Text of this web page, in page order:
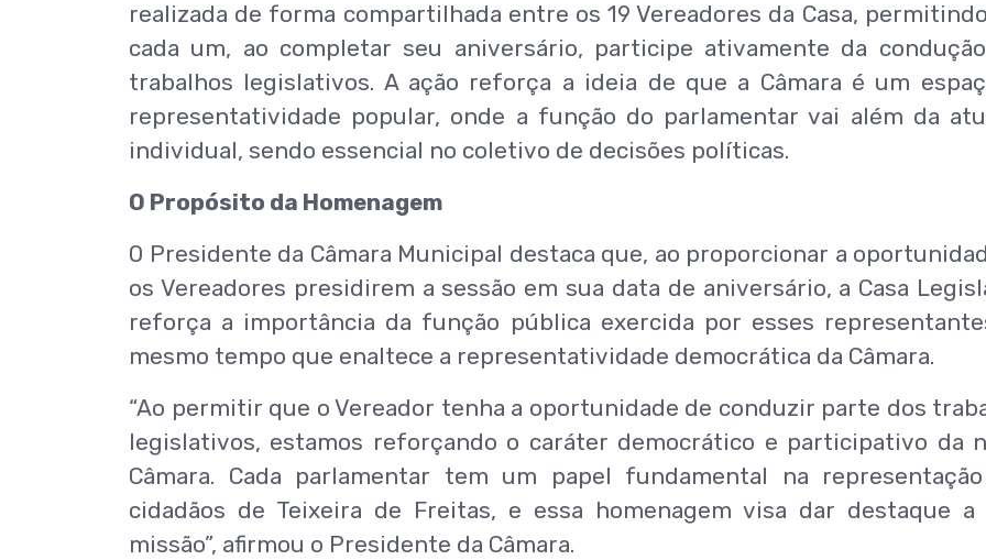
realizada de forma compartilhada entre os 19 Vereadores da Casa,
cada um, ao completar seu aniversário, participe ativamente da
trabalhos legislativos. A ação reforça a ideia de que a Câmara é um
representatividade popular, onde a função do parlamentar vai além da
individual, sendo essencial no coletivo de decisões políticas.
O Propósito da Homenagem
O Presidente da Câmara Municipal destaca que, ao proporcionar a
os Vereadores presidirem a sessão em sua data de aniversário, a Casa
reforça a importância da função pública exercida por esses
mesmo tempo que enaltece a representatividade democrática da Câmara.
“Ao permitir que o Vereador tenha a oportunidade de conduzir parte dos
legislativos, estamos reforçando o caráter democrático e participativo da
Câmara. Cada parlamentar tem um papel fundamental na
cidadãos de Teixeira de Freitas, e essa homenagem visa dar destaque a
missão”, afirmou o Presidente da Câmara.